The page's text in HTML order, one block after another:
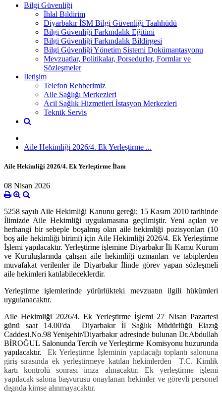
Bilgi Güvenliği
İhlal Bildirim
Diyarbakır İSM Bilgi Güvenliği Taahhüdü
Bilgi Güvenliği Farkındalık Eğitimi
Bilgi Güvenliği Farkındalık Bildirgesi
Bilgi Güvenliği Yönetim Sistemi Dokümantasyonu
Mevzuatlar, Politikalar, Porsedurler, Formlar ve
Sözleşmeler
İletişim
Telefon Rehberimiz
Aile Sağlığı Merkezleri
Acil Sağlık Hizmetleri İstasyon Merkezleri
Teknik Servis
Aile Hekimliği 2026/4. Ek Yerleştirme ...
Aile Hekimliği 2026/4. Ek Yerleştirme İlanı
08 Nisan 2026
5258 sayılı Aile Hekimliği Kanunu gereği; 15 Kasım 2010 tarihinde
İlimizde Aile Hekimliği uygulamasına geçilmiştir. Yeni açılan ve
herhangi bir sebeple boşalmış olan aile hekimliği pozisyonları (10
boş aile hekimliği birimi) için Aile Hekimliği 2026/4. Ek Yerleştirme
İşlemi yapılacaktır. Yerleştirme işlemine Diyarbakır İli Kamu Kurum
ve Kuruluşlarında çalışan aile hekimliği uzmanları ve tabiplerden
muvafakat verilenler ile Diyarbakır İlinde görev yapan sözleşmeli
aile hekimleri katılabileceklerdir.
Yerleştirme işlemlerinde yürürlükteki mevzuatın ilgili hükümleri
uygulanacaktır.
Aile Hekimliği 2026/4. Ek Yerleştirme İşlemi 27 Nisan Pazartesi
günü saat 14.00'da Diyarbakır İl Sağlık Müdürlüğü Elazığ
Caddesi.No.98 Yenişehir/Diyarbakır adresinde bulunan Dr.Abdullah
BİROĞUL Salonunda Tercih ve Yerleştirme Komisyonu huzurunda
yapılacaktır.Ek Yerleştirme İşleminin yapılacağı toplantı salonuna
giriş sırasında ek yerleştirmeye katılan hekimlerden
T.C. Kimlik
kartı kontrolü sonrası imza alınacaktır.
Ek yerleştirme işlemi
yapılacak salona başvurusu onaylanan hekimler ve görevli personel
dışında kimse alınmayacaktır.